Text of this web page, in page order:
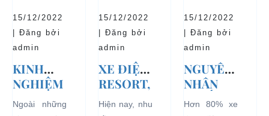
những ưu...
TẠI CÁC
KHU VỰC
HẠN
CHẾ
chạy bằng
điện...
15/12/2022
| Đăng bởi
admin
KINH
NGHIỆM
THUÊ XE
Ngoài những
15/12/2022
| Đăng bởi
admin
XE ĐIỆN
RESORT,
TRÀO
Hiện nay, nhu
15/12/2022
| Đăng bởi
admin
NGUYÊN
NHÂN
KHIẾN
Hơn 80% xe